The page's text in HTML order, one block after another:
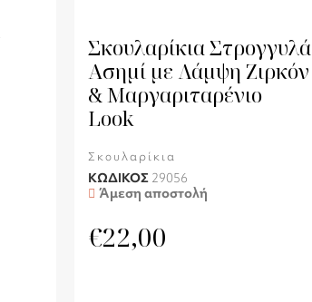
Σκουλαρίκια Στρογγυλά
Ασημί με Λάμψη Ζιρκόν
& Μαργαριταρένιο
Look
Σκουλαρίκια
ΚΩΔΙΚΟΣ 29056
Άμεση αποστολή
€22,00